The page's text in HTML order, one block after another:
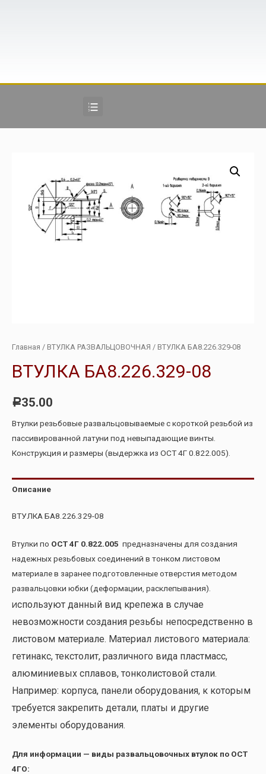
Главная / ВТУЛКА РАЗВАЛЬЦОВОЧНАЯ / ВТУЛКА БА8.226.329-08
ВТУЛКА БА8.226.329-08
Р35.00
Втулки резьбовые развальцовываемые с короткой резьбой из
пассивированной латуни под невыпадающие винты.
Конструкция и размеры (выдержка из ОСТ 4Г 0.822.005).
Описание
ВТУЛКА БА8.226.329-08
Втулки по ОСТ 4Г 0.822.005 предназначены для создания
надежных резьбовых соединений в тонком листовом
материале в заранее подготовленные отверстия методом
развальцовки юбки (деформации, расклепывания).
Используют данный вид крепежа в случае
невозможности создания резьбы непосредственно в
листовом материале. Материал листового материала:
гетинакс, текстолит, различного вида пластмасс,
алюминиевых сплавов, тонколистовой стали.
Например: корпуса, панели оборудования, к которым
требуется закрепить детали, платы и другие
элементы оборудования.
Для информации — виды развальцовочных втулок по ОСТ
4ГО: